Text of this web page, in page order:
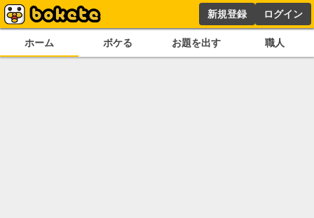
新規登録 ログイン
ホーム ボケる お題を出す 職人